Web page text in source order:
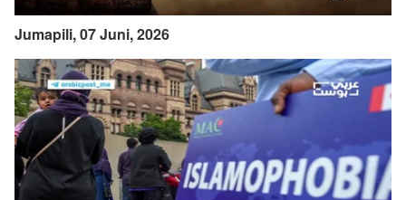
Jumapili, 07 Juni, 2026